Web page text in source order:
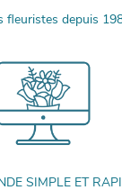
fleuristes depuis
SIMPLE ET